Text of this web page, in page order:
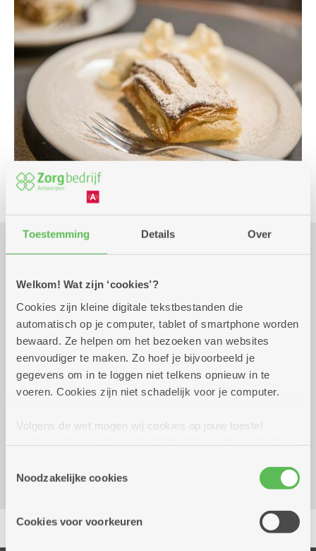
Toestemming Details Over
Welkom! Wat zijn ‘cookies’?
Cookies zijn kleine digitale tekstbestanden die
automatisch op je computer, tablet of smartphone worden
bewaard. Ze helpen om het bezoeken van websites
eenvoudiger te maken. Zo hoef je bijvoorbeeld je
gegevens om in te loggen niet telkens opnieuw in te
voeren. Cookies zijn niet schadelijk voor je computer.
Volgens de wet mogen wij cookies op jouw toestel
cookies hebben we jouw toestemming nodig. Sommige
cookies worden geplaatst door derde partijen die een
informatie over jouw (geanonimiseerd) gebruik van onze
Noodzakelijke cookies
Cookies voor voorkeuren
vrijdag 9 oktober 202614.30 uur tot 16.00 uur
5,50 euro
Dienstencentrum De Veldekens
Frans Beckersstraat 33
Delen